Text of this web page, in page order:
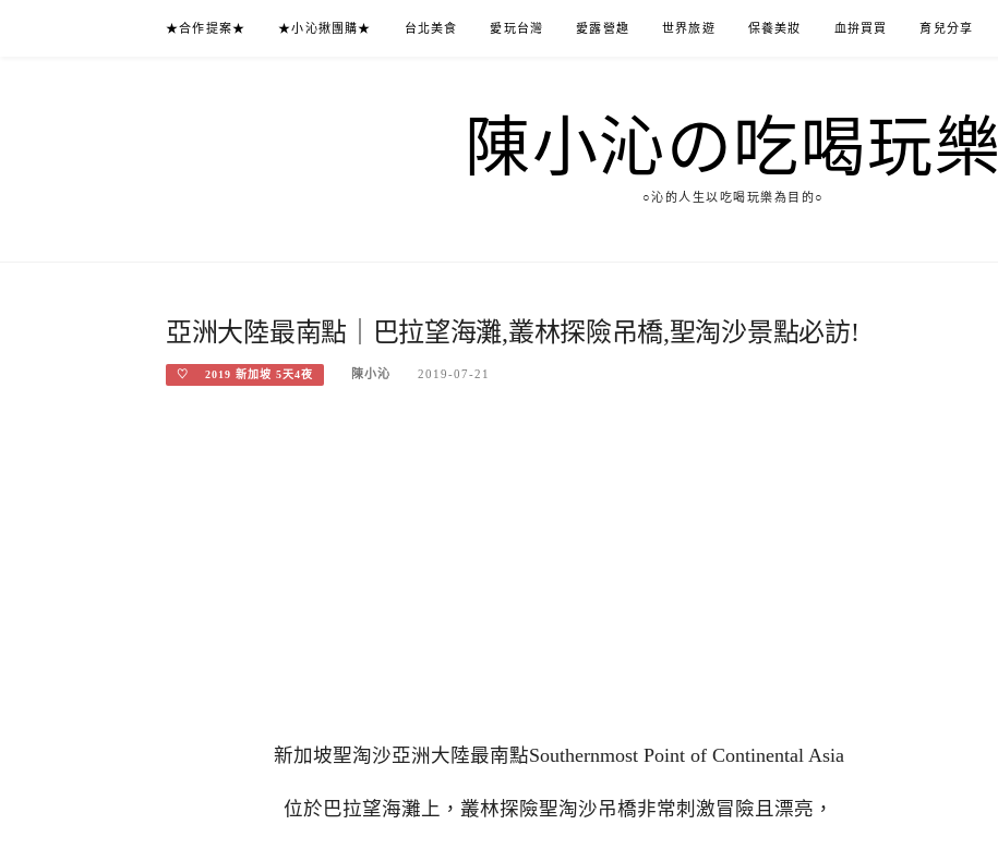
★合作提案★ ★小沁揪團購★ 台北美食 愛玩台灣 愛露營趣 世界旅遊 保養美妝 血拚買買 育兒分享
陳小沁の吃喝玩樂
○沁的人生以吃喝玩樂為目的○
亞洲大陸最南點｜巴拉望海灘,叢林探險吊橋,聖淘沙景點必訪!
♡ 2019 新加坡 5天4夜 陳小沁 2019-07-21
新加坡聖淘沙亞洲大陸最南點Southernmost Point of Continental Asia
位於巴拉望海灘上，叢林探險聖淘沙吊橋非常刺激冒險且漂亮，